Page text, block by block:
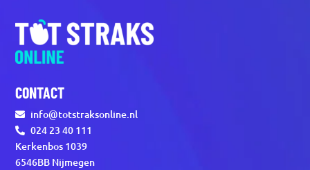
CONTACT
info@totstraksonline.nl
024 23 40 111
Kerkenbos 1039
6546BB Nijmegen